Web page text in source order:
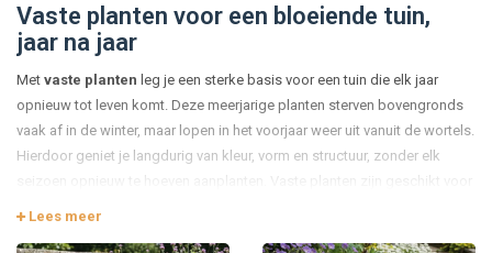
Vaste planten voor een bloeiende tuin,
jaar na jaar
Met vaste planten leg je een sterke basis voor een tuin die elk jaar
opnieuw tot leven komt. Deze meerjarige planten sterven bovengronds
vaak af in de winter, maar lopen in het voorjaar weer uit vanuit de wortels.
Hierdoor geniet je langdurig van kleur, vorm en structuur, zonder elk
seizoen opnieuw te hoeven aanplanten. Vaste planten zijn geschikt voor
Lees meer